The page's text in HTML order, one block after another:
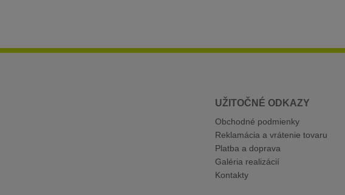
UŽITOČNÉ ODKAZY
Obchodné podmienky
Reklamácia a vrátenie tovaru
Platba a doprava
Galéria realizácií
Kontakty